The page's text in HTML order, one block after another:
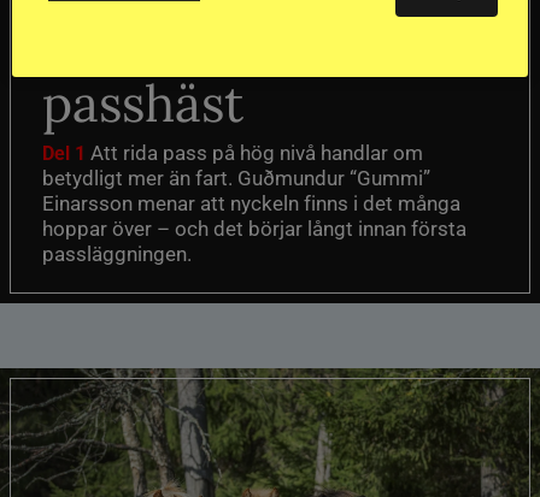
passhäst
Del 1 Att rida pass på hög nivå handlar om
betydligt mer än fart. Guðmundur “Gummi”
Einarsson menar att nyckeln finns i det många
hoppar över – och det börjar långt innan första
passläggningen.